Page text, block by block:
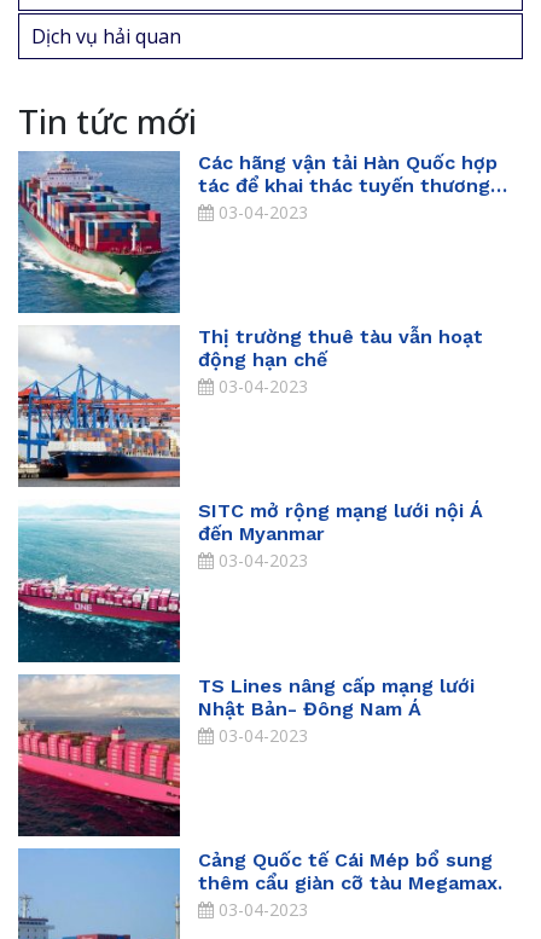
Dịch vụ hải quan
Tin tức mới
Các hãng vận tải Hàn Quốc hợp
tác để khai thác tuyến thương
mại Trung Quốc- Hàn Quốc – Việt
03-04-2023
Thị trường thuê tàu vẫn hoạt
động hạn chế
03-04-2023
SITC mở rộng mạng lưới nội Á
đến Myanmar
03-04-2023
TS Lines nâng cấp mạng lưới
Nhật Bản- Đông Nam Á
03-04-2023
Cảng Quốc tế Cái Mép bổ sung
thêm cẩu giàn cỡ tàu Megamax.
03-04-2023